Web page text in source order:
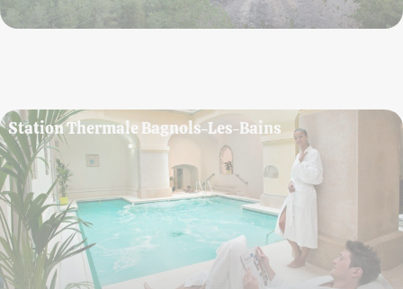
En savoir plus
Station Thermale Bagnols-Les-Bains
Les eaux de la Station Thermale de Bagnols-les-Bains
sont reconnues pour leurs bienfaits. Sa source chaude
jaillit de la montagne depuis des millénaires avec une
température constante de 41°C.
Adresse : Centre Thermal de Bagnols-les-Bains 48190